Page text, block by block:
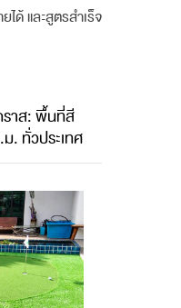
ได้ และสูตรสำเร็จ
ราส: พื้นที่สี
. ทั่วประเทศ